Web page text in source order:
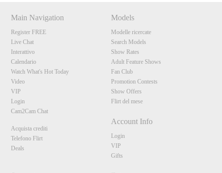
Main Navigation
Register FREE
Live Chat
Interattivo
Calendario
Watch What's Hot Today
Video
VIP
Login
Cam2Cam Chat
Acquista crediti
Telefono Flirt
Deals
Models
Modelle ricercate
Search Models
Show Rates
Adult Feature Shows
Fan Club
Promotion Contests
Show Offers
Flirt del mese
Account Info
Login
VIP
Gifts
F
R
E
E
C
R
E
DI
T
S